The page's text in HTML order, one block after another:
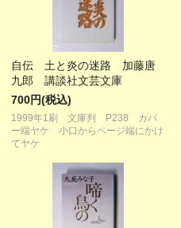
自伝 土と炎の迷路 加藤唐
九郎 講談社文芸文庫
700円(税込)
1999年1刷 文庫判 P238 カバ
ー端ヤケ 小口からページ端にかけ
てヤケ